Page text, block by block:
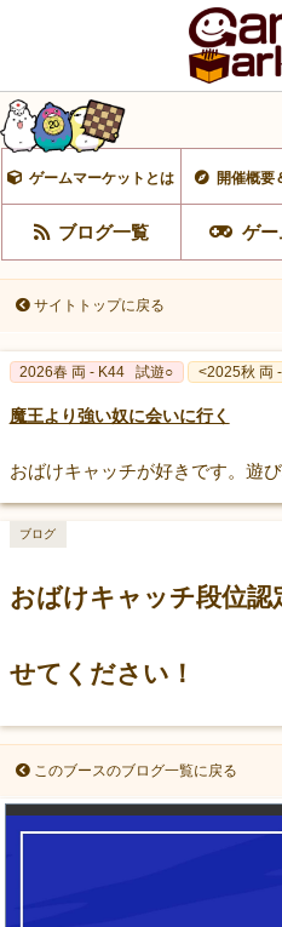
ゲームマーケットとは 開催概要
ブログ一覧 ゲ
サイトトップに戻る
2026春 両 - K44 試遊○ <2025秋 両
魔王より強い奴に会いに行く
おばけキャッチが好きです。遊
おばけキャッチ段位
せてください！
ブログ
このブースのブログ一覧に戻る